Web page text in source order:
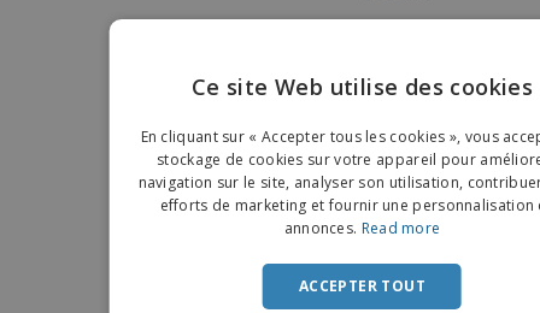
Copyright © 2026 - BIZAY. Tous droits réservés.
DUTCH
Ce site Web utilise des cookies
En cliquant sur « Accepter tous les cookies », vous
stockage de cookies sur votre appareil pour
navigation sur le site, analyser son utilisation,
efforts de marketing et fournir une personnalisation
annonces. Read more
ACCEPTER TOUT